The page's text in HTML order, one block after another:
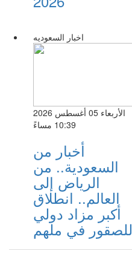
اخبار السعوديه
الأربعاء 05 أغسطس 2026
10:39 مساءً
أخبار من
السعودية.. من
الرياض إلى
العالم.. انطلاق
أكبر مزاد دولي
للصقور في ملهم